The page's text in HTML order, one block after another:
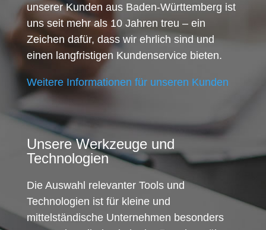
unserer Kunden aus Baden-Württemberg ist
uns seit mehr als 10 Jahren treu – ein
Zeichen dafür, dass wir ehrlich sind und
einen langfristigen Kundenservice bieten.
Weitere Informationen für unseren Kunden
Unsere Werkzeuge und
Technologien
Die Auswahl relevanter Tools und
Technologien ist für kleine und
mittelständische Unternehmen besonders